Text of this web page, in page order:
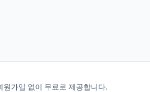
가입 없이 무료로 제공합니다.